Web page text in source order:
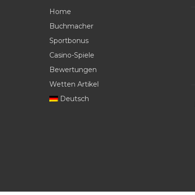
Home
Buchmacher
Sportbonus
Casino-Spiele
Bewertungen
Wetten Artikel
Deutsch